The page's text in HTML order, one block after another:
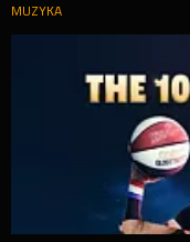
MUZYKA